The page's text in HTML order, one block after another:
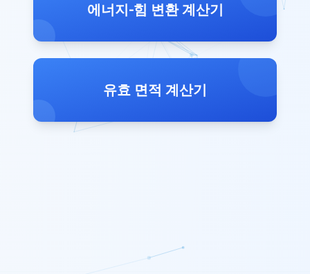
에너지-힘 변환 계산기
유효 면적 계산기